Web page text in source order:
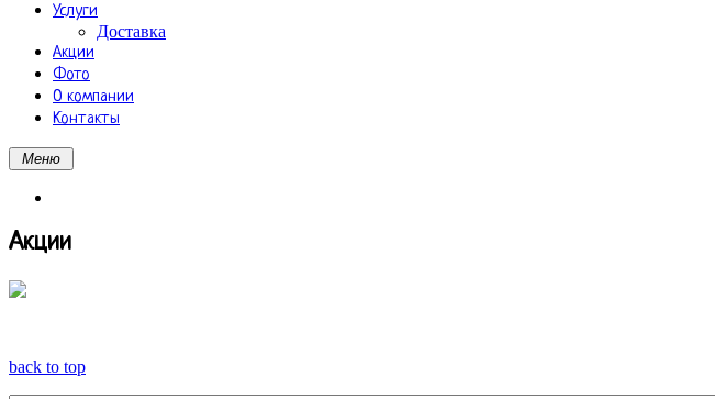
Услуги
Доставка
Акции
Фото
О компании
Контакты
Меню
Акции
back to top